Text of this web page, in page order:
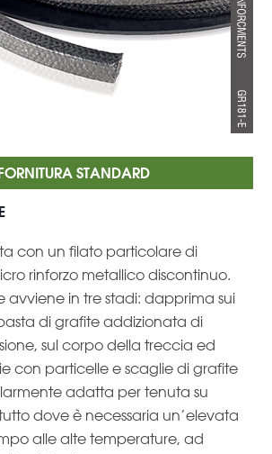
con un filato particolare di
rinforzo metallico discontinuo.
avviene in tre stadi: dapprima sui
di grafite addizionata di
sul corpo della treccia ed
con particelle e scaglie di grafite
adatta per tenuta su
dove è necessaria un’elevata
alle alte temperature, ad